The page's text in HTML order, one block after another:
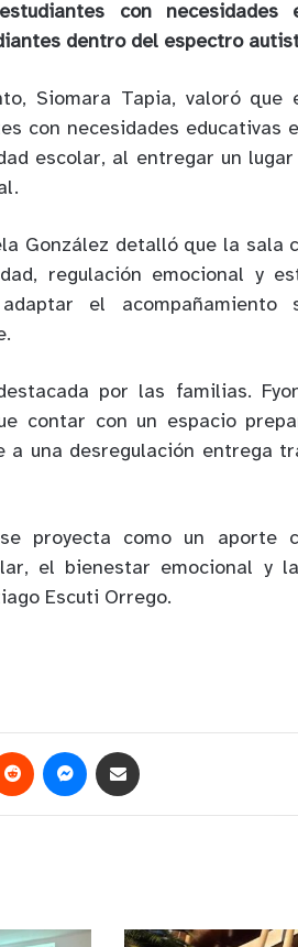
con necesidades
dentro del espectro
Siomara Tapia, valoró que
con necesidades educativas
escolar, al entregar un lugar
González detalló que la sala
regulación emocional y
el acompañamiento
por las familias.
contar con un espacio
una desregulación entrega
proyecta como un aporte
el bienestar emocional y
Escuti Orrego.